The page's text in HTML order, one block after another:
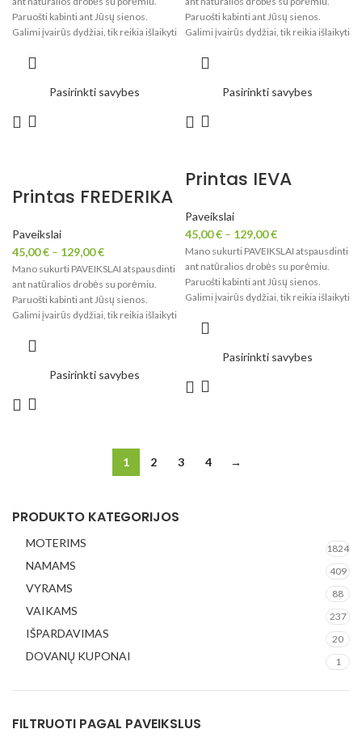
PRODUKTO KATEGORIJOS
MOTERIMS 1824
NAMAMS 409
VYRAMS 88
VAIKAMS 237
IŠPARDAVIMAS 20
DOVANŲ KUPONAI 1
FILTRUOTI PAGAL PAVEIKSLUS
Paruošti kabinti ant Jūsų sienos.
Galimi įvairūs dydžiai, tik reikia išlaikyti
Pasirinkti savybes
Paruošti kabinti ant Jūsų sienos.
Galimi įvairūs dydžiai, tik reikia išlaikyti
Pasirinkti savybes
Printas FREDERIKA
Paveikslai
45,00€ – 129,00€
Mano sukurti PAVEIKSLAI atspausdinti
ant natūralios drobės su porėmiu.
Paruošti kabinti ant Jūsų sienos.
Galimi įvairūs dydžiai, tik reikia išlaikyti
Pasirinkti savybes
Printas IEVA
Paveikslai
45,00€ – 129,00€
Mano sukurti PAVEIKSLAI atspausdinti
ant natūralios drobės su porėmiu.
Paruošti kabinti ant Jūsų sienos.
Galimi įvairūs dydžiai, tik reikia išlaikyti
Pasirinkti savybes
1 2 3 4 →